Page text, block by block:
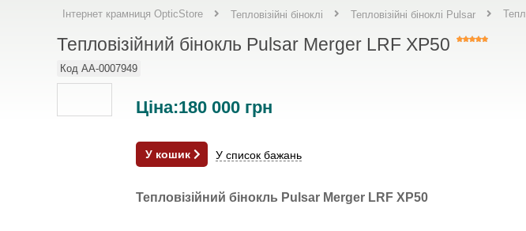
Інтернет крамниця OpticStore Тепловізійні біноклі Тепловізійні біноклі Pulsar
Тепловізійний бінокль Pulsar Merger LRF XP50
Код AA-0007949
Ціна:180 000 грн
У кошик У список бажань
Тепловізійний бінокль Pulsar Merger LRF XP50